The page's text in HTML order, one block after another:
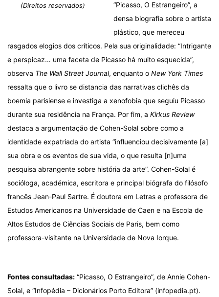
(Direitos reservados)
“Picasso, O Estrangeiro”, a
densa biografia sobre o artista
plástico, que mereceu
rasgados elogios dos críticos. Pela sua originalidade: “Intrigante
e perspicaz… uma faceta de Picasso há muito esquecida”,
observa The Wall Street Journal, enquanto o New York Times
ressalta que o livro se distancia das narrativas clichês da
boemia parisiense e investiga a xenofobia que seguiu Picasso
durante sua residência na França. Por fim, a Kirkus Review
destaca a argumentação de Cohen-Solal sobre como a
identidade expatriada do artista “influenciou decisivamente [a]
sua obra e os eventos de sua vida, o que resulta [n]uma
pesquisa abrangente sobre história da arte”. Cohen-Solal é
socióloga, académica, escritora e principal biógrafa do filósofo
francês Jean-Paul Sartre. É doutora em Letras e professora de
Estudos Americanos na Universidade de Caen e na Escola de
Altos Estudos de Ciências Sociais de Paris, bem como
professora-visitante na Universidade de Nova Iorque.
Fontes consultadas: “Picasso, O Estrangeiro”, de Annie Cohen-
Solal, e “Infopédia – Dicionários Porto Editora” (infopedia.pt).